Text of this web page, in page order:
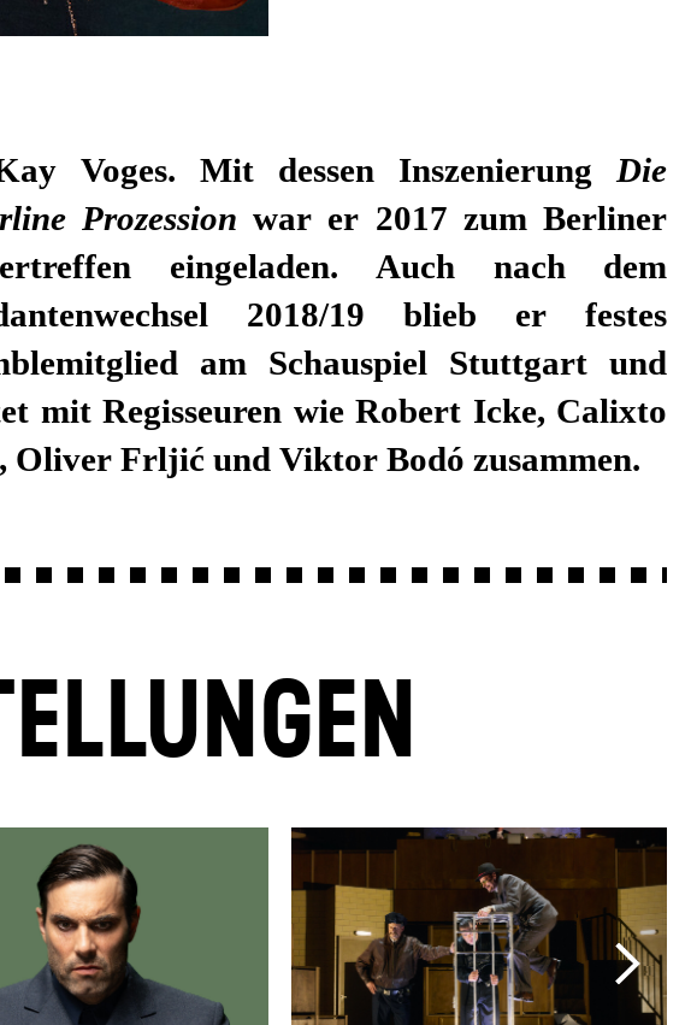
Voges. Mit dessen Inszenierung Die
Prozession war er 2017 zum Berliner
eingeladen. Auch nach dem
2018/19 blieb er festes
am Schauspiel Stuttgart und
mit Regisseuren wie Robert Icke, Calixto
Oliver Frljić und Viktor Bodó zusammen.